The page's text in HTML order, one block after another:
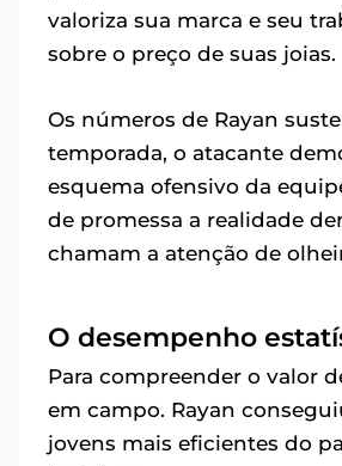
valoriza sua marca e seu
sobre o preço de suas joias.
Os números de Rayan
temporada, o atacante
esquema ofensivo da
de promessa a realidade
chamam a atenção de
O desempenho
Para compreender o valor
em campo. Rayan
jovens mais eficientes do